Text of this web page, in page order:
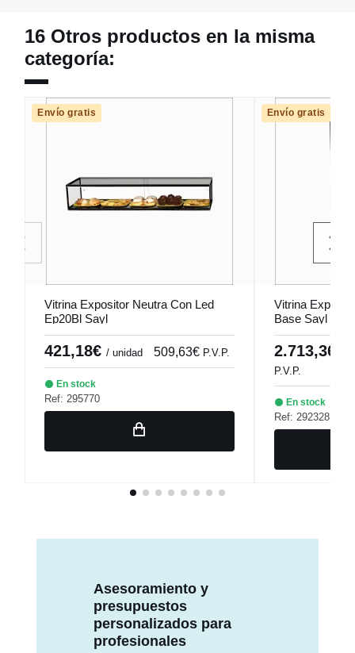
16 Otros productos en la misma
categoría:
Envío gratis
Vitrina Expositor Neutra Con Led
Ep20Bl Sayl
421,18€ / unidad 509,63€ P.V.P.
En stock
Ref: 295770
Envío gratis
Vitrina
Base Sayl
2.713,36€
P.V.P.
En stock
Ref: 292328
Asesoramiento y
presupuestos
personalizados para
profesionales